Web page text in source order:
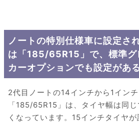
ノートの特別仕様車に設定さ
は「185/65R15」で、標準グ
カーオプションでも設定があ
2代目ノートの14インチから1イン
「185/65R15」は、タイヤ幅は同
くなっています。15インチタイヤ